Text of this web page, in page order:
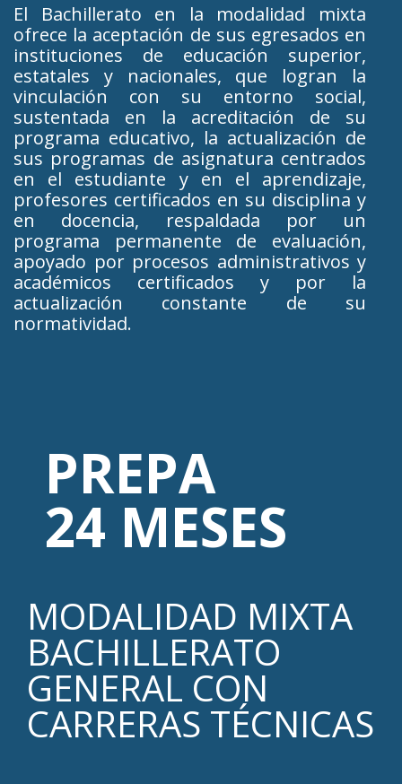
El Bachillerato en la modalidad mixta
ofrece la aceptación de sus egresados en
instituciones de educación superior,
estatales y nacionales, que logran la
vinculación con su entorno social,
sustentada en la acreditación de su
programa educativo, la actualización de
sus programas de asignatura centrados
en el estudiante y en el aprendizaje,
profesores certificados en su disciplina y
en docencia, respaldada por un
programa permanente de evaluación,
apoyado por procesos administrativos y
académicos certificados y por la
actualización constante de su
normatividad.
PREPA
24 MESES
MODALIDAD MIXTA
BACHILLERATO
GENERAL CON
CARRERAS TÉCNICAS